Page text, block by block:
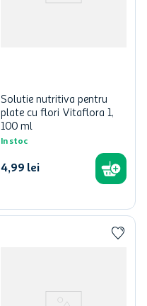
Solutie nutritiva pentru
plate cu flori Vitaflora 1,
100 ml
In stoc
4,99 lei